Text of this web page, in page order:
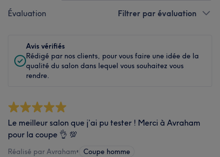
Évaluation Filtrer par évaluation
Avis vérifiés
Rédigé par nos clients, pour vous faire une idée de la
qualité du salon dans lequel vous souhaitez vous
rendre.
Le meilleur salon que j’ai pu tester ! Merci à Avraham
pour la coupe 👌 💯
Réalisé par Avraham• Coupe homme